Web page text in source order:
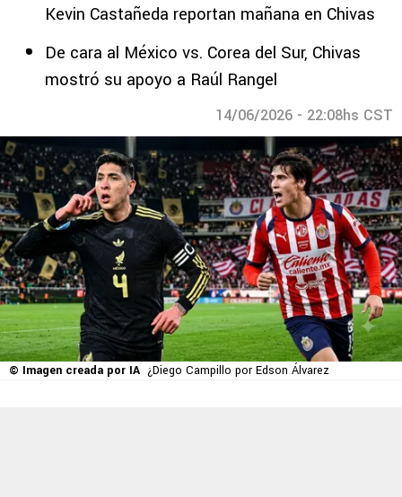
Kevin Castañeda reportan mañana en Chivas
De cara al México vs. Corea del Sur, Chivas
mostró su apoyo a Raúl Rangel
14/06/2026 - 22:08hs CST
© Imagen creada por IA ¿Diego Campillo por Edson Álvarez